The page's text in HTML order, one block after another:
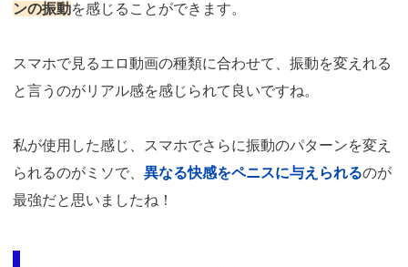
ンの振動を感じることができます。
スマホで見るエロ動画の種類に合わせて、振動を変えれる
と言うのがリアル感を感じられて良いですね。
私が使用した感じ、スマホでさらに振動のパターンを変え
られるのがミソで、 異なる快感をペニスに与えられるのが
最強だと思いましたね！